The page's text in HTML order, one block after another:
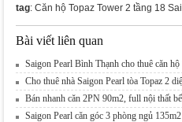
tag: Căn hộ Topaz Tower 2 tầng 18
Bài viết liên quan
Saigon Pearl Bình Thạnh cho thuê căn
Cho thuê nhà Saigon Pearl tòa Topaz 2
Bán nhanh căn 2PN 90m2, full nội thất
Saigon Pearl căn góc 3 phòng ngủ